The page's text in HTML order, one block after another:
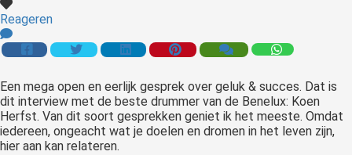
Reageren
Een mega open en eerlijk gesprek over geluk & succes. Dat is
dit interview met de beste drummer van de Benelux: Koen
Herfst. Van dit soort gesprekken geniet ik het meeste. Omdat
iedereen, ongeacht wat je doelen en dromen in het leven zijn,
hier aan kan relateren.